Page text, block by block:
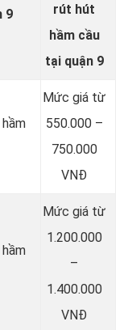
9
rút hút
hầm cầu
tại quận 9
Mức giá từ
550.000 –
750.000
VNĐ
Mức giá từ
1.200.000
–
1.400.000
VNĐ